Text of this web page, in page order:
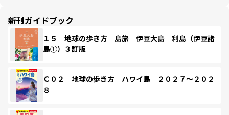
新刊ガイドブック
１５ 地球の歩き方 島旅 伊豆大島 利島（伊豆諸
島①）３訂版
Ｃ０２ 地球の歩き方 ハワイ島 ２０２７～２０２
８